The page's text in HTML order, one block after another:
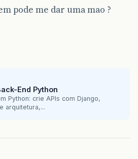
pode me dar uma mao ?
End Python
Python: crie APIs com Django,
arquitetura,...